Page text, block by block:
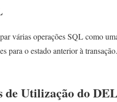
várias operações SQL como
para o estado anterior à
de Utilização do